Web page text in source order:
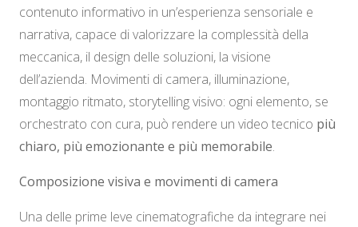
contenuto informativo in un’esperienza sensoriale e
narrativa, capace di valorizzare la complessità della
meccanica, il design delle soluzioni, la visione
dell’azienda. Movimenti di camera, illuminazione,
montaggio ritmato, storytelling visivo: ogni elemento, se
orchestrato con cura, può rendere un video tecnico più
chiaro, più emozionante e più memorabile.
Composizione visiva e movimenti di camera
Una delle prime leve cinematografiche da integrare nei